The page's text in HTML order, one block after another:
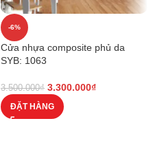
-6%
Cửa nhựa composite phủ da
SYB: 1063
3.500.000₫ 3.300.000₫
ĐẶT HÀNG